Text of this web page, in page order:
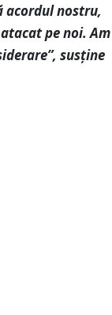
acordul nostru,
pe noi. Am
susține